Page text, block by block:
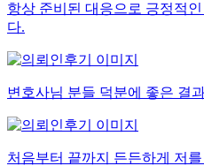
항상 준비된 대응으로 긍정적
다.
변호사님 분들 덕분에 좋은 결
처음부터 끝까지 든든하게 저